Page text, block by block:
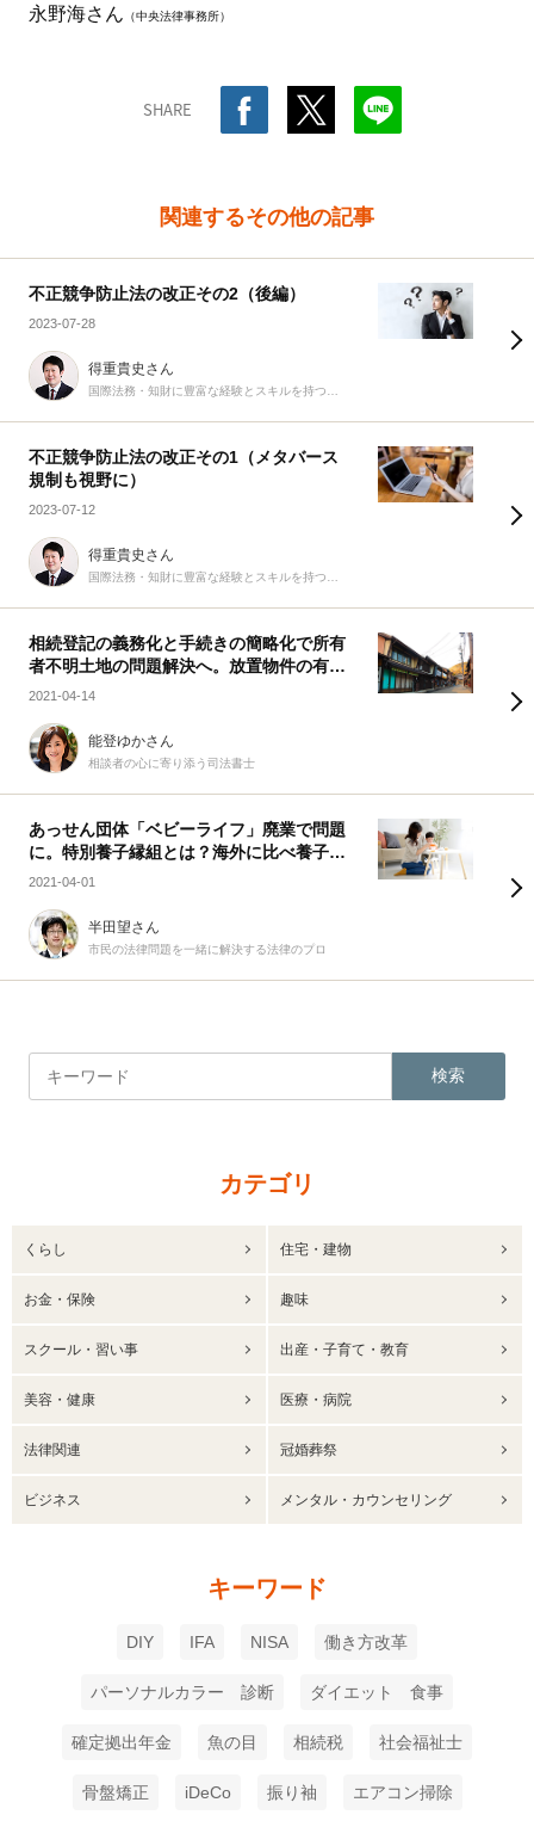
永野海さん （中央法律事務所）
SHARE
関連するその他の記事
不正競争防止法の改正その2（後編）
2023-07-28
得重貴史さん
不正競争防止法の改正その1（メタバース
規制も視野に）
2023-07-12
得重貴史さん
相続登記の義務化と手続きの簡略化で所有
者不明土地の問題解決へ。放置物件の有効
利用は進むか？
2021-04-14
能登ゆかさん
相談者の心に寄り添う司法書士
あっせん団体「ベビーライフ」廃業で問題
に。特別養子縁組とは？海外に比べ養子制
度が浸透しないワケ
2021-04-01
半田望さん
市民の法律問題を一緒に解決する法律のプロ
検索
カテゴリ
くらし 住宅・建物
お金・保険 趣味
スクール・習い事 出産・子育て・教育
美容・健康 医療・病院
法律関連 冠婚葬祭
ビジネス メンタル・カウンセリング
キーワード
DIY IFA NISA 働き方改革
パーソナルカラー 診断 ダイエット 食事
確定拠出年金 魚の目 相続税 社会福祉士
骨盤矯正 iDeCo 振り袖 エアコン掃除